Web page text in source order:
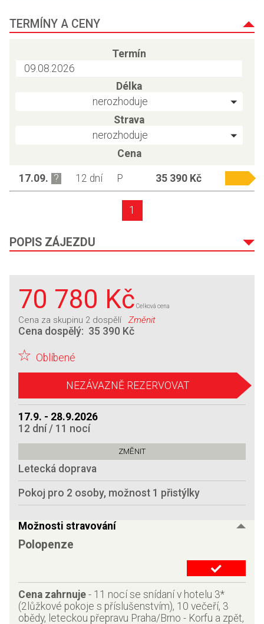
TERMÍNY A CENY
Termín
Délka
nerozhoduje
Strava
nerozhoduje
Cena
17.09. 12 dní P 35 390 Kč
1
POPIS ZÁJEZDU
70 780 Kč Celková cena
Cena za skupinu 2 dospělí Změnit
Cena dospělý: 35 390 Kč
Oblíbené
NEZÁVAZNĚ REZERVOVAT
17.9. - 28.9.2026
12 dní / 11 nocí
Letecká doprava
Pokoj pro 2 osoby, možnost 1 přistýlky
Možnosti stravování
Polopenze
Cena zahrnuje - 11 nocí se snídaní v hotelu 3*
(2lůžkové pokoje s příslušenstvím), 10 večeří, 3
obědy, leteckou přepravu Praha/Brno - Korfu a zpět,